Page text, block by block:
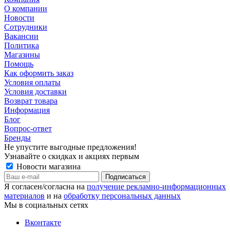
О компании
Новости
Сотрудники
Вакансии
Политика
Магазины
Помощь
Как оформить заказ
Условия оплаты
Условия доставки
Возврат товара
Информация
Блог
Вопрос-ответ
Бренды
Не упустите выгодные предложения!
Узнавайте о скидках и акциях первым
Новости магазина
Я согласен/согласна на получение рекламно-информационных
материалов и на обработку персональных данных
Мы в социальных сетях
Вконтакте